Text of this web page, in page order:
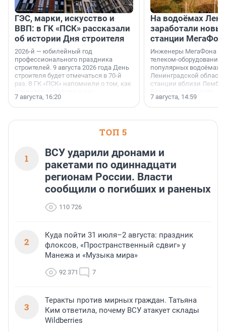
ГЭС, марки, искусство и
ВВП: в ГК «ПСК» рассказали
об истории Дня строителя
2026-й — юбилейный год
профессионального праздника
строителей. 9 августа 2026 года День
строителя будет отмечаться в 70-й
раз. В ГК «ПСК» напомнили о том, как
поменялась роль строительства.
7 августа, 16:20
На водоёмах
заработали
станции
Инженеры МегаФона
телеком-оборудование
популярных водоёмах
Ленинградской
станции вблизи
недалеко от Большого
водопада.
7 августа, 14:59
ТОП 5
1
ВСУ ударили дронами и
ракетами по одиннадцати
регионам России. Власти
сообщили о погибших и раненых
110 726
2
Куда пойти 31 июля–2 августа: праздник
флоксов, «Пространственный сдвиг» у
Манежа и «Музыка мира»
92 371 7
3
Теракты против мирных граждан. Татьяна
Ким ответила, почему ВСУ атакует склады
Wildberries